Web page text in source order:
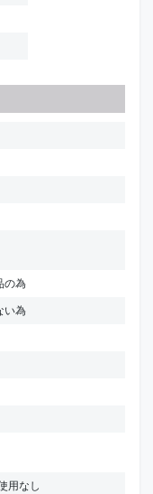
の為
い為
用なし